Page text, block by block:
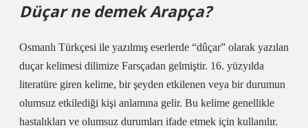
Düçar ne demek Arapça?
Osmanlı Türkçesi ile yazılmış eserlerde “dûçar” olarak yazılan
duçar kelimesi dilimize Farsçadan gelmiştir. 16. yüzyılda
literatüre giren kelime, bir şeyden etkilenen veya bir durumun
olumsuz etkilediği kişi anlamına gelir. Bu kelime genellikle
hastalıkları ve olumsuz durumları ifade etmek için kullanılır.